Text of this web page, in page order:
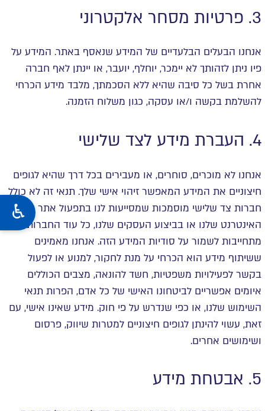
3. פרטיות מסחר אלקטרוני
אנחנו הבעלים הבלעדיים של המידע שנאסף באתר. המידע על
פיו ניתן לזהותך לא יימכר, יוחלף, יועבר, או יינתן לאף חברה
אחרת בשל כל סיבה שהיא ללא הסכמתך, מלבד מידע הכרחי
להשלמת בקשה ו/או עסקה, כגון משלוח הזמנה.
4. העברת מידע לצד שלישי
אנחנו לא מוכרים, סוחרים, או מעבירים בכל דרך שהיא לגופים
חיצוניים את המידע המאפשר זיהוי אישי שלך. תנאי זה לא כולל
חברות צד שלישי מוסמכות שמסייעות לנו בתפעול אתר
האינטרנט שלנו או בביצוע העסקים שלנו, כל עוד החברות הנ"ל
מתחייבות לשמור על סודיות המידע הזה. אנחנו מאמינים
ששיתוף מידע הוא הכרחי על מנת לחקור, למנוע או לפעול
בקשר לפעילויות משפטיות, חשד להונאה, מצבים הכוללים
איומים אפשריים לביטחונו האישי של כל אדם, הפרות תנאי
השימוש שלנו, או כפי שנדרש על פי חוק. מידע שאינו אישי, עם
זאת, עשוי להינתן לגופים חיצוניים למטרות שיווק, פרסום
ושימושים אחרים.
5. אבטחת מידע